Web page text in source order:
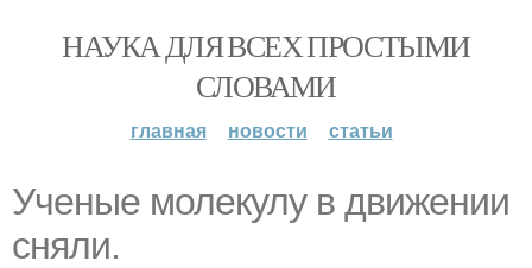
НАУКА ДЛЯ ВСЕХ ПРОСТЫМИ
СЛОВАМИ
главная новости статьи
Ученые молекулу в движении
сняли.